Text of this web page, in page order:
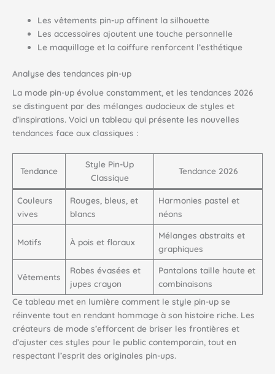
Les vêtements pin-up affinent la silhouette
Les accessoires ajoutent une touche personnelle
Le maquillage et la coiffure renforcent l’esthétique
Analyse des tendances pin-up
La mode pin-up évolue constamment, et les tendances 2026
se distinguent par des mélanges audacieux de styles et
d’inspirations. Voici un tableau qui présente les nouvelles
tendances face aux classiques :
Tendance
Style Pin-Up
Classique
Tendance 2026
Couleurs
vives
Rouges, bleus, et
blancs
Harmonies pastel et
néons
Motifs À pois et floraux
Mélanges abstraits et
graphiques
Vêtements
Robes évasées et
jupes crayon
Pantalons taille haute et
combinaisons
Ce tableau met en lumière comment le style pin-up se
réinvente tout en rendant hommage à son histoire riche. Les
créateurs de mode s’efforcent de briser les frontières et
d’ajuster ces styles pour le public contemporain, tout en
respectant l’esprit des originales pin-ups.